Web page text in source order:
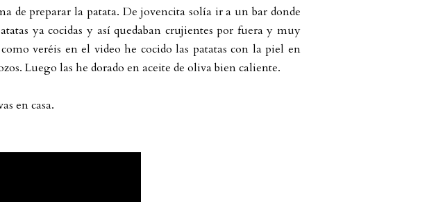
de preparar la patata. De jovencita solía ir a un bar donde
ya cocidas y así quedaban crujientes por fuera y muy
veréis en el video he cocido las patatas con la piel en
Luego las he dorado en aceite de oliva bien caliente.
en casa.